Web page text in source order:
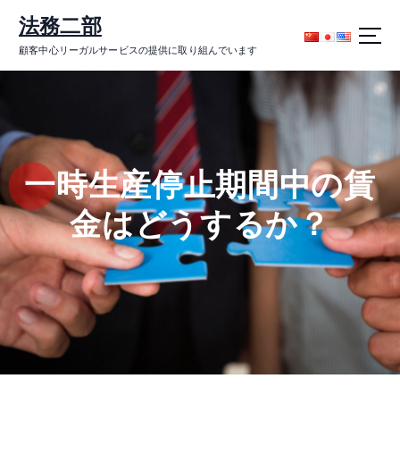
ン
ス
キ
ッ
プ
法務二部
顧客中心リーガルサービスの提供に取り組んでいます
一時生産停止期間中の賃
金はどうするか？